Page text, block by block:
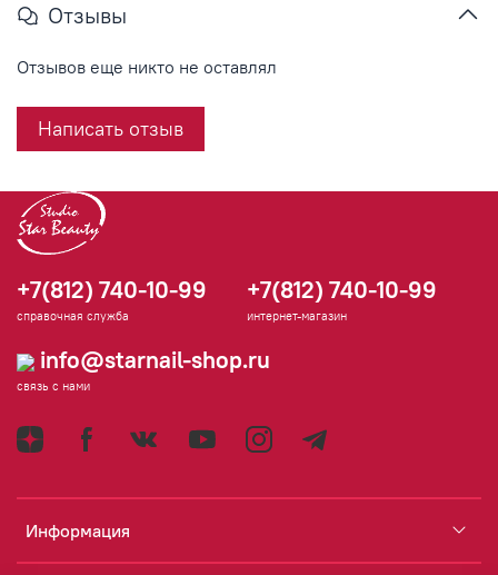
Отзывы
Отзывов еще никто не оставлял
Написать отзыв
Информация
+7(812) 740-10-99
справочная служба
+7(812) 740-10-99
интернет-магазин
info@starnail-shop.ru
связь с нами